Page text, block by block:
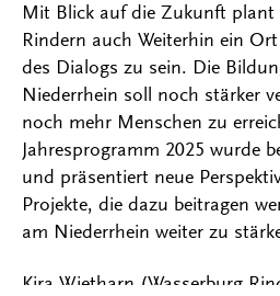
Mit Blick auf die Zukunft plant
Rindern auch Weiterhin ein
des Dialogs zu sein. Die
Niederrhein soll noch stärker
noch mehr Menschen zu
Jahresprogramm 2025 wurde
und präsentiert neue
Projekte, die dazu beitragen
am Niederrhein weiter zu
Kira Wietharn (Wasserburg